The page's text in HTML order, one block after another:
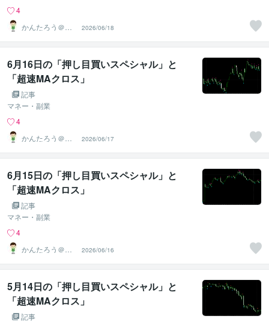
4
かんたろう＠か
んたんFX
2026/06/18
6月16日の「押し目買いスペシャル」と
「超速MAクロス」
記事
マネー・副業
4
かんたろう＠か
んたんFX
2026/06/17
6月15日の「押し目買いスペシャル」と
「超速MAクロス」
記事
マネー・副業
4
かんたろう＠か
んたんFX
2026/06/16
5月14日の「押し目買いスペシャル」と
「超速MAクロス」
記事